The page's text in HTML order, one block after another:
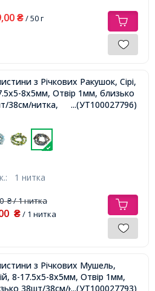
₴/ 50 г
з Річкових Ракушок, Сірі,
8x5мм, Отвір 1мм, близько
38см/нитка,
...(УТ100027796)
1 нитка
₴/ 1 нитка
₴/ 1 нитка
з Річкових Мушель,
8-17.5x5-8x5мм, Отвір 1мм,
38шт/38см/нитка...(УТ100027793)